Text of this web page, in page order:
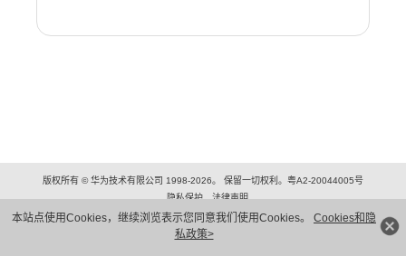
本站点使用Cookies，继续浏览表示您同意我们使用Cookies。 Cookies和隐
私政策>
版权所有 © 华为技术有限公司 1998-2026。 保留一切权利。粤A2-20044005号
隐私保护
法律声明